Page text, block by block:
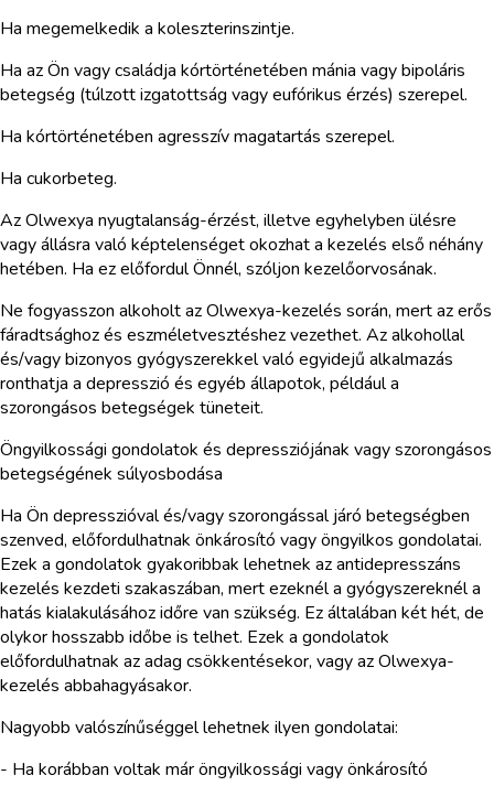
Ha megemelkedik a koleszterinszintje.
Ha az Ön vagy családja kórtörténetében mánia vagy bipoláris
betegség (túlzott izgatottság vagy eufórikus érzés) szerepel.
Ha kórtörténetében agresszív magatartás szerepel.
Ha cukorbeteg.
Az Olwexya nyugtalanság-érzést, illetve egyhelyben ülésre
vagy állásra való képtelenséget okozhat a kezelés első néhány
hetében. Ha ez előfordul Önnél, szóljon kezelőorvosának.
Ne fogyasszon alkoholt az Olwexya-kezelés során, mert az erős
fáradtsághoz és eszméletvesztéshez vezethet. Az alkohollal
és/vagy bizonyos gyógyszerekkel való egyidejű alkalmazás
ronthatja a depresszió és egyéb állapotok, például a
szorongásos betegségek tüneteit.
Öngyilkossági gondolatok és depressziójának vagy szorongásos
betegségének súlyosbodása
Ha Ön depresszióval és/vagy szorongással járó betegségben
szenved, előfordulhatnak önkárosító vagy öngyilkos gondolatai.
Ezek a gondolatok gyakoribbak lehetnek az antidepresszáns
kezelés kezdeti szakaszában, mert ezeknél a gyógyszereknél a
hatás kialakulásához időre van szükség. Ez általában két hét, de
olykor hosszabb időbe is telhet. Ezek a gondolatok
előfordulhatnak az adag csökkentésekor, vagy az Olwexya-
kezelés abbahagyásakor.
Nagyobb valószínűséggel lehetnek ilyen gondolatai:
- Ha korábban voltak már öngyilkossági vagy önkárosító